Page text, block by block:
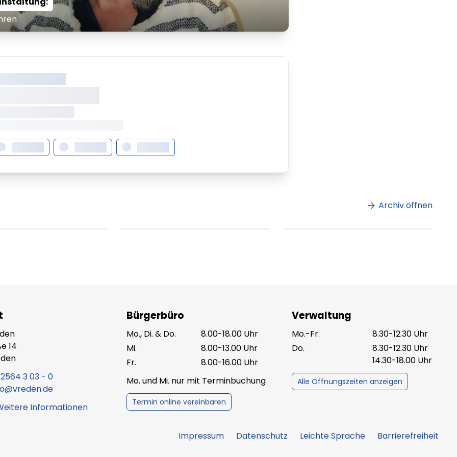
Archiv öffnen
ipsum Lorem
Lorem ipsum Lorem
14
3 03 - 0
Informationen
Bürgerbüro
Mo., Di. & Do.
8.00-18.00 Uhr
Mi.
8.00-13.00 Uhr
Fr.
8.00-16.00 Uhr
Mo. und Mi. nur mit Terminbuchung
Termin online vereinbaren
Verwaltung
Mo.-Fr.
8.30-12.30 Uhr
Do.
8.30-12.30 Uhr
14.30-18.00 Uhr
Alle Öffnungszeiten anzeigen
Impressum Datenschutz Leichte Sprache Barrierefreiheit